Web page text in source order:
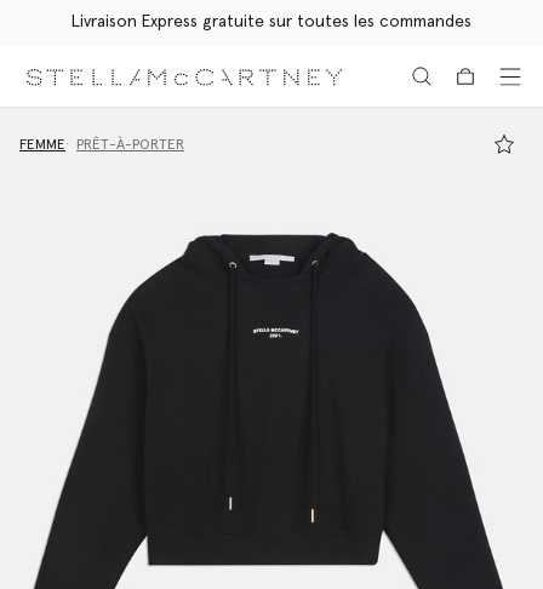
Livraison Express gratuite sur toutes les commandes
FEMME PRÊT-À-PORTER